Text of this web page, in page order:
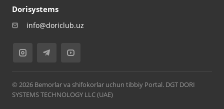
Dorisystems
info@doriclub.uz
© 2026 Bemorlar va shifokorlar uchun tibbiy Portal. DGT DORI
SYSTEMS TECHNOLOGY LLC (UAE)